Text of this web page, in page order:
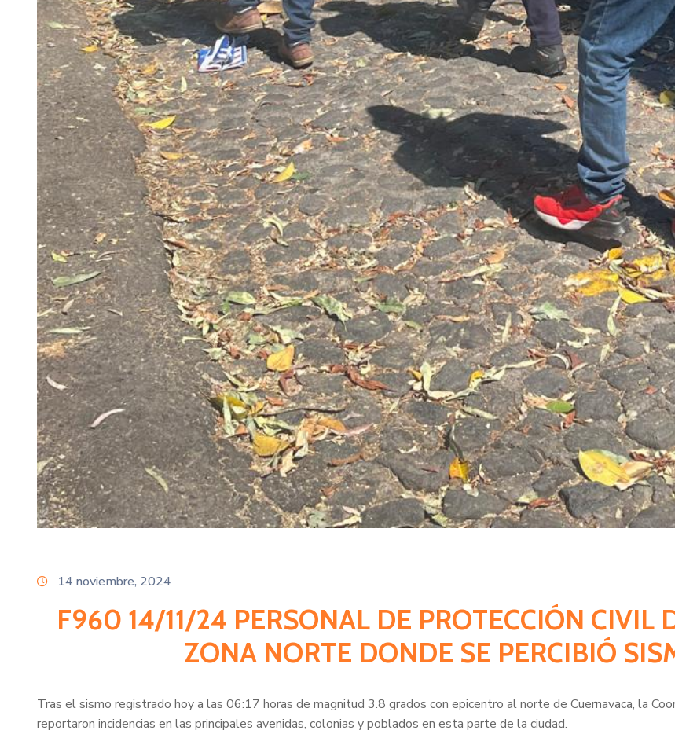
14 noviembre, 2024
F960 14/11/24 PERSONAL DE PROTECCIÓN CIVIL
ZONA NORTE DONDE SE PERCIBIÓ
Tras el sismo registrado hoy a las 06:17 horas de magnitud 3.8 grados con epicentro al norte de Cuernavaca, la
reportaron incidencias en las principales avenidas, colonias y poblados en esta parte de la ciudad.